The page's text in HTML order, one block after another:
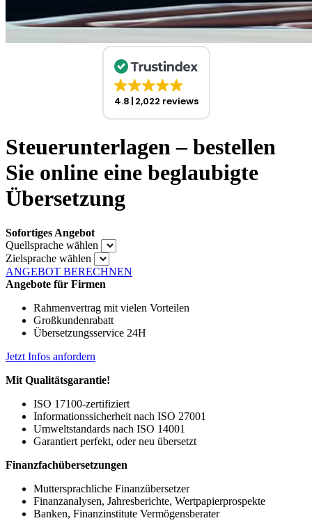
4.8 2,022 reviews
Steuerunterlagen – bestellen
Sie online eine beglaubigte
Übersetzung
Sofortiges Angebot
Quellsprache wählen
Zielsprache wählen
ANGEBOT BERECHNEN
Angebote für Firmen
Rahmenvertrag mit vielen Vorteilen
Großkundenrabatt
Übersetzungsservice 24H
Jetzt Infos anfordern
Mit Qualitätsgarantie!
ISO 17100-zertifiziert
Informationssicherheit nach ISO 27001
Umweltstandards nach ISO 14001
Garantiert perfekt, oder neu übersetzt
Finanzfachübersetzungen
Muttersprachliche Finanzübersetzer
Finanzanalysen, Jahresberichte, Wertpapierprospekte
Banken, Finanzinstitute Vermögensberater